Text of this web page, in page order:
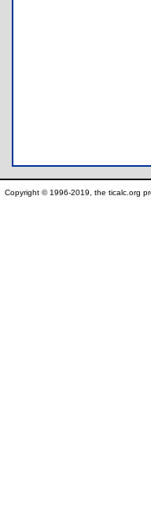
Copyright © 1996-2019, the ticalc.org